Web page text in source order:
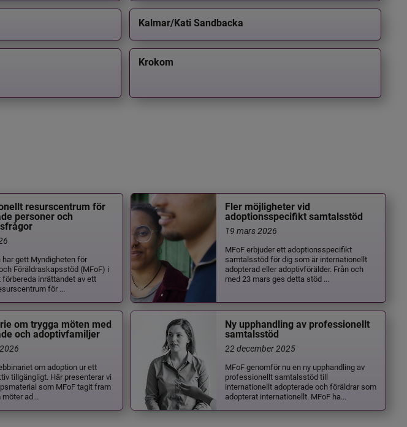
Kalmar/Kati Sandbacka
Krokom
resurscentrum för
personer och
har gett Myndigheten för
Föräldraskapsstöd (MFoF) i
förbereda inrättandet av ett
för ...
Fler möjligheter vid
adoptionsspecifikt samtalsstöd
19 mars 2026
MFoF erbjuder ett adoptionsspecifikt
samtalsstöd för dig som är internationellt
adopterad eller adoptivförälder. Från och
med 23 mars ges detta stöd ...
om trygga möten med
och adoptivfamiljer
om adoption ur ett
tillgängligt. Här presenterar vi
som MFoF tagit fram
ad...
Ny upphandling av professionellt
samtalsstöd
22 december 2025
MFoF genomför nu en ny upphandling av
professionellt samtalsstöd till
internationellt adopterade och föräldrar som
adopterat internationellt. MFoF ha...